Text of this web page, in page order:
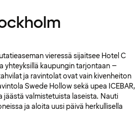
vieressä sijaitsee Hotel C
yhteyksillä kaupungin tarjontaan –
ja ravintolat ovat vain kivenheiton
Swede Hollow sekä upea ICEBAR,
jäästä valmistetuista laseista. Nauti
ja aloita uusi päivä herkullisella